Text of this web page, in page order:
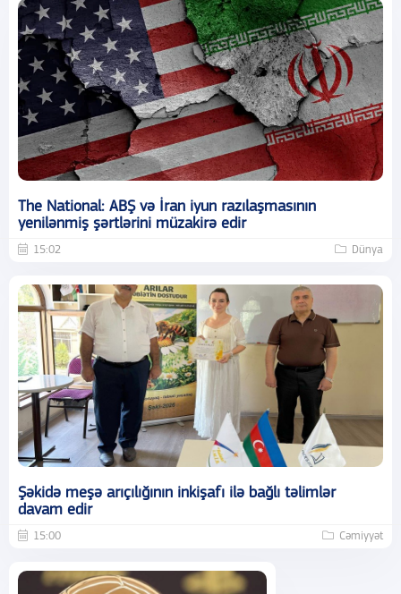
The National: ABŞ və İran iyun razılaşmasının
yenilənmiş şərtlərini müzakirə edir
15:02 Dünya
Şəkidə meşə arıçılığının inkişafı ilə bağlı təlimlər
davam edir
15:00 Cəmiyyət